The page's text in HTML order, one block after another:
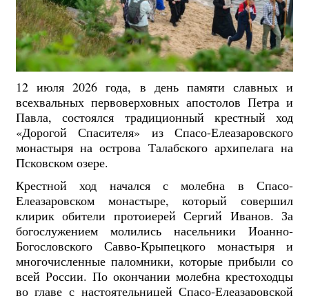
12 июля 2026 года, в день памяти славных и
всехвальных первоверховных апостолов Петра и
Павла, состоялся традиционный крестный ход
«Дорогой Спасителя» из Спасо-Елеазаровского
монастыря на острова Талабского архипелага на
Псковском озере.
Крестной ход начался с молебна в Спасо-
Елеазаровском монастыре, который совершил
клирик обители протоиерей Сергий Иванов. За
богослужением молились насельники Иоанно-
Богословского Савво-Крыпецкого монастыря и
многочисленные паломники, которые прибыли со
всей России. По окончании молебна крестоходцы
во главе с настоятельницей Спасо-Елеазаровской